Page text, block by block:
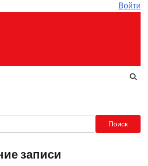
Войти
Поиск
записи